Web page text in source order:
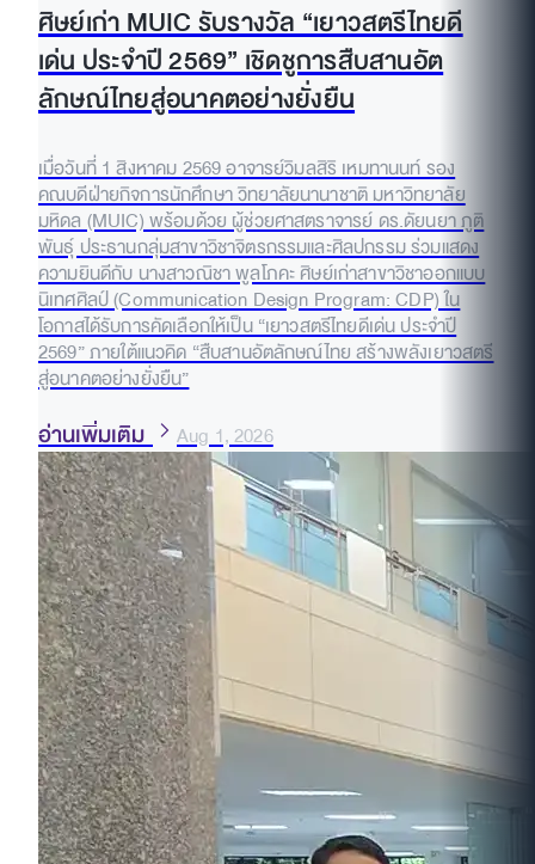
ศิษย์เก่า MUIC รับรางวัล “เยาวสตรีไทยดี
เด่น ประจำปี 2569” เชิดชูการสืบสานอัต
ลักษณ์ไทยสู่อนาคตอย่างยั่งยืน
เมื่อวันที่ 1 สิงหาคม 2569 อาจารย์วิมลสิริ เหมทานนท์ รอง
คณบดีฝ่ายกิจการนักศึกษา วิทยาลัยนานาชาติ มหาวิทยาลัย
มหิดล (MUIC) พร้อมด้วย ผู้ช่วยศาสตราจารย์ ดร.ดัยนยา ภูติ
พันธุ์ ประธานกลุ่มสาขาวิชาจิตรกรรมและศิลปกรรม ร่วมแสดง
ความยินดีกับ นางสาวณิชา พูลโภคะ ศิษย์เก่าสาขาวิชาออกแบบ
นิเทศศิลป์ (Communication Design Program: CDP) ใน
โอกาสได้รับการคัดเลือกให้เป็น “เยาวสตรีไทยดีเด่น ประจำปี
2569” ภายใต้แนวคิด “สืบสานอัตลักษณ์ไทย สร้างพลังเยาวสตรี
สู่อนาคตอย่างยั่งยืน”
อ่านเพิ่มเติม Aug 1, 2026